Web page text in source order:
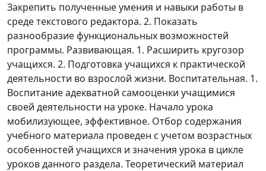
Закрепить полученные умения и навыки работы в
среде текстового редактора. 2. Показать
разнообразие функциональных возможностей
программы. Развивающая. 1. Расширить кругозор
учащихся. 2. Подготовка учащихся к практической
деятельности во взрослой жизни. Воспитательная. 1.
Воспитание адекватной самооценки учащимися
своей деятельности на уроке. Начало урока
мобилизующее, эффективное. Отбор содержания
учебного материала проведен с учетом возрастных
особенностей учащихся и значения урока в цикле
уроков данного раздела. Теоретический материал